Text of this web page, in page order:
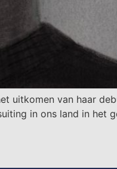
van haar
in ons land in het